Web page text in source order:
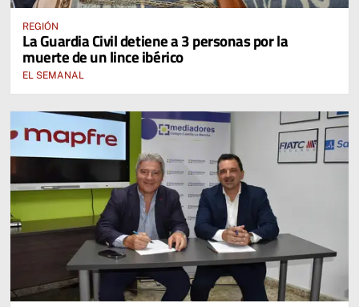
REGIÓN
La Guardia Civil detiene a 3 personas por la
muerte de un lince ibérico
EL SEMANAL